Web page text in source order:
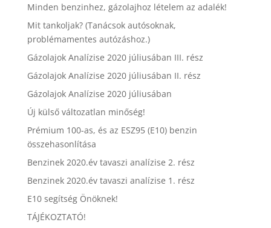
Minden benzinhez, gázolajhoz lételem az adalék!
Mit tankoljak? (Tanácsok autósoknak,
problémamentes autózáshoz.)
Gázolajok Analízise 2020 júliusában III. rész
Gázolajok Analízise 2020 júliusában II. rész
Gázolajok Analízise 2020 júliusában
Új külső változatlan minőség!
Prémium 100-as, és az ESZ95 (E10) benzin
összehasonlítása
Benzinek 2020.év tavaszi analízise 2. rész
Benzinek 2020.év tavaszi analízise 1. rész
E10 segítség Önöknek!
TÁJÉKOZTATÓ!